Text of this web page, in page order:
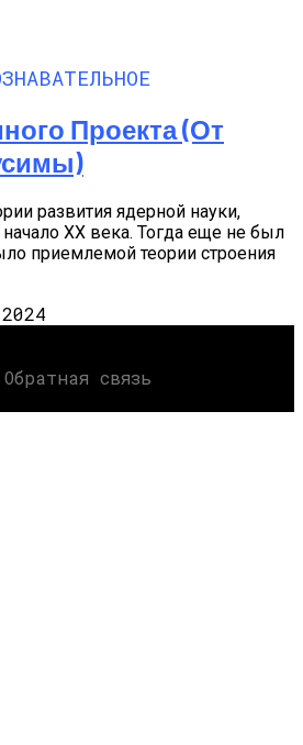
Проекта (от
развития ядерной науки,
XX века. Тогда еще не был
приемлемой теории строения
связь